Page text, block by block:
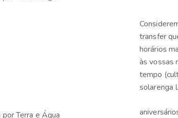
transfer
horários
às vossas
tempo
solarenga